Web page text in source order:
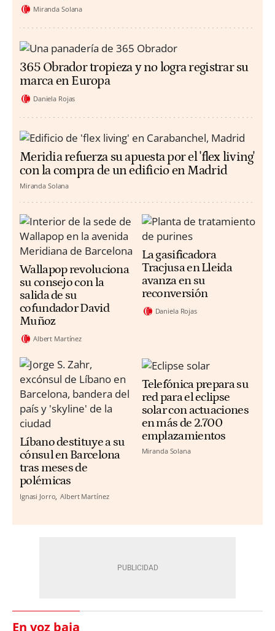
Miranda Solana
365 Obrador tropieza y no logra registrar su
marca en Europa
Daniela Rojas
Meridia refuerza su apuesta por el 'flex living'
con la compra de un edificio en Madrid
Miranda Solana
Wallapop revoluciona
su consejo con la
salida de su
cofundador David
Muñoz
Albert Martínez
La gasificadora
Tracjusa en Lleida
avanza en su
reconversión
Daniela Rojas
Líbano destituye a su
cónsul en Barcelona
tras meses de
polémicas
Ignasi Jorro Albert Martínez
Telefónica prepara su
red para el eclipse
solar con actuaciones
en más de 2.700
emplazamientos
Miranda Solana
En voz baja